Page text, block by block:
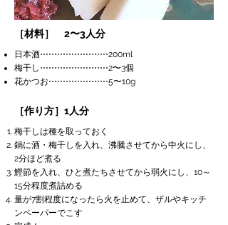
［材料］ 2〜3人分
日本酒⋯⋯⋯⋯⋯⋯⋯⋯200ml
梅干し⋯⋯⋯⋯⋯⋯⋯⋯2〜3個
花かつお⋯⋯⋯⋯⋯⋯⋯5〜10g
［作り方］1人分
梅干しは種を取っておく
鍋に酒・梅干しを入れ、沸騰させてから中火にし、
2分ほど煮る
鰹節を入れ、ひと煮たちさせてから弱火にし、10～
15分程度煮詰める
量が7割程度になったら火を止めて、ザルやキッチ
ンペーパーでこす